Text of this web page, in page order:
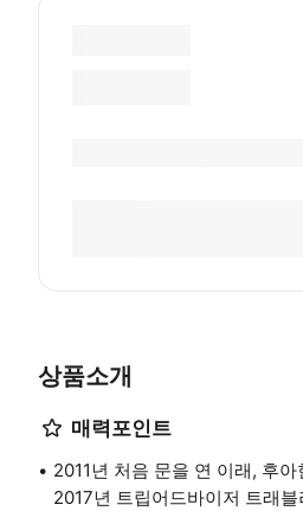
상품소개
매력포인트
2011년 처음 문을 연 이래, 후
2017년 트립어드바이저 트래